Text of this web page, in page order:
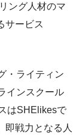
ング人材のマ
サービス
・ライティン
インスクール
はSHElikesで
即戦力となる人